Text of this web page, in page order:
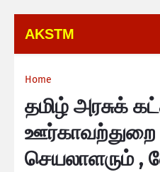
AKSTM
Home
தமிழ் அரசுக்
ஊர்காவற்துறை
செயலாளரும்